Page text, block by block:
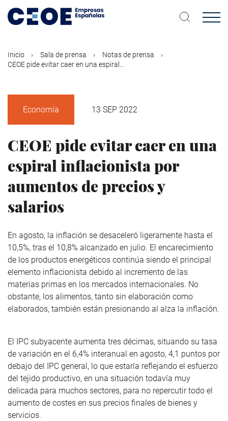
contenido
Inicio Sala de prensa
Notas de prensa
CEOE pide evitar caer en una espiral...
Economía 13 SEP 2022
CEOE pide evitar caer en una
espiral inflacionista por
aumentos de precios y
salarios
En agosto, la inflación se desaceleró ligeramente hasta el
10,5%, tras el 10,8% alcanzado en julio. El encarecimiento
de los productos energéticos continúa siendo el principal
elemento inflacionista debido al incremento de las
materias primas en los mercados internacionales. No
obstante, los alimentos, tanto sin elaboración como
elaborados, también están presionando al alza la inflación.
El IPC subyacente aumenta tres décimas, situando su tasa
de variación en el 6,4% interanual en agosto, 4,1 puntos por
debajo del IPC general, lo que estaría reflejando el esfuerzo
del tejido productivo, en una situación todavía muy
delicada para muchos sectores, para no repercutir todo el
aumento de costes en sus precios finales de bienes y
servicios.